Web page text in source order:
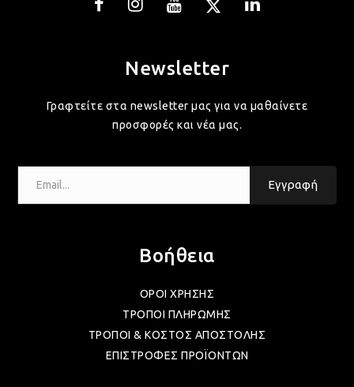
Newsletter
Γραφτείτε στα newsletter μας για να μαθαίνετε
προσφορές και νέα μας.
Εγγραφή
Βοήθεια
ΟΡΟΙ ΧΡΗΣΗΣ
ΤΡΟΠΟΙ ΠΛΗΡΩΜΗΣ
ΤΡΟΠΟΙ & ΚΟΣΤΟΣ ΑΠΟΣΤΟΛΗΣ
ΕΠΙΣΤΡΟΦΕΣ ΠΡΟΪΟΝΤΩΝ